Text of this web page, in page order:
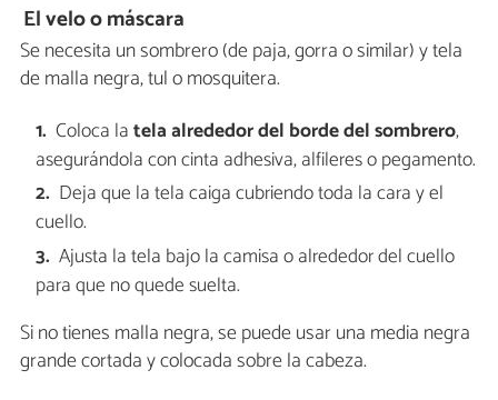
El velo o máscara
Se necesita un sombrero (de paja, gorra o similar) y tela
de malla negra, tul o mosquitera.
Coloca latela alrededor del borde del sombrero,
asegurándola con cinta adhesiva, alfileres o pegamento.
Deja que la tela caiga cubriendo toda la cara y el
cuello.
Ajusta la tela bajo la camisa o alrededor del cuello
para que no quede suelta.
Si no tienes malla negra, se puede usar una media negra
grande cortada y colocada sobre la cabeza.